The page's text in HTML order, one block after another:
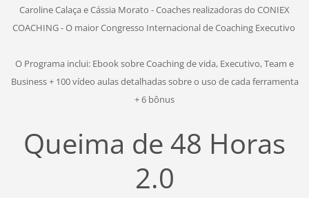
Caroline Calaça e Cássia Morato - Coaches realizadoras do CONIEX
COACHING - O maior Congresso Internacional de Coaching Executivo
O Programa inclui: Ebook sobre Coaching de vida, Executivo, Team e
Business + 100 vídeo aulas detalhadas sobre o uso de cada ferramenta
+ 6 bônus
Queima de 48 Horas
2.0